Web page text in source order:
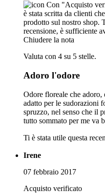
Con "Acquisto
è stata scritta da clienti
prodotto sul nostro shop.
recensione, è sufficiente
Chiudere la nota
Valuta con 4 su 5 stelle.
Adoro l'odore
Odore floreale che adoro,
adatto per le sudorazioni
spruzzo, nel senso che il
tutto sommato per me va
Ti è stata utile questa
Irene
07 febbraio 2017
Acquisto verificato